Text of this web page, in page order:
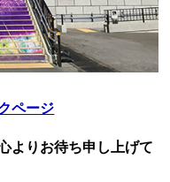
ページ
よりお待ち申し上げて